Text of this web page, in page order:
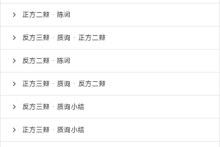
正方二辩 · 陈词
反方三辩 · 质询 · 正方二辩
反方二辩 · 陈词
正方三辩 · 质询 · 反方二辩
反方三辩 · 质询小结
正方三辩 · 质询小结